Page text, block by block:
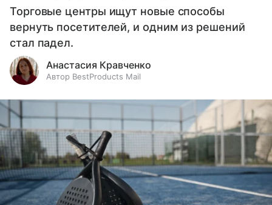
Торговые центры ищут новые способы
вернуть посетителей, и одним из решений
стал падел.
Анастасия Кравченко
Автор BestProducts Mail